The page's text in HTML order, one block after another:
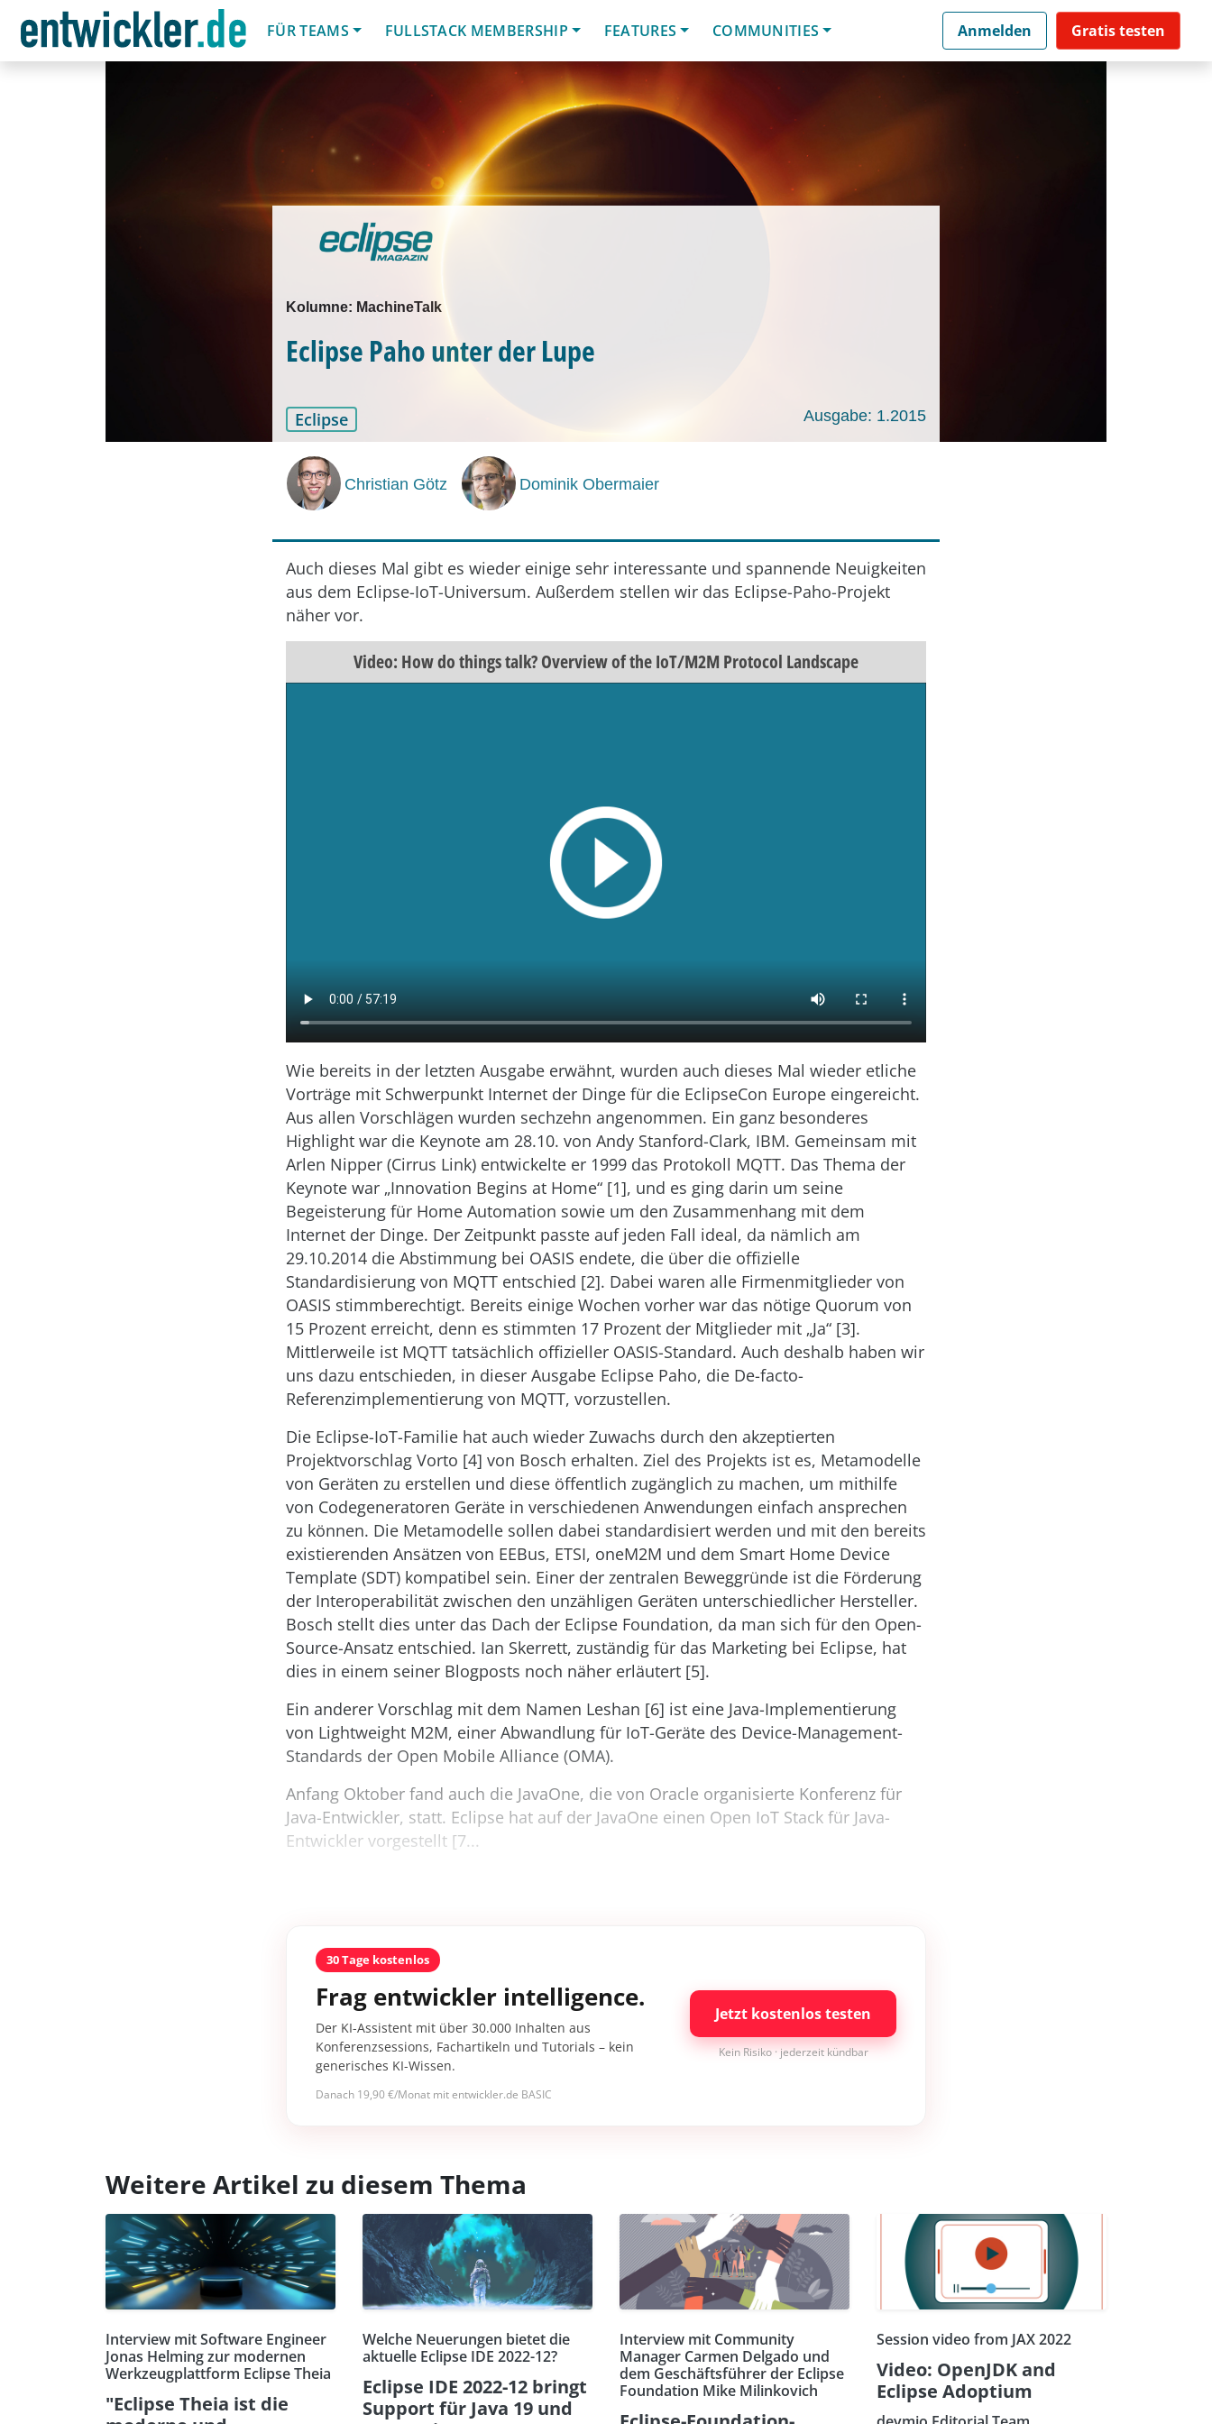
FÜR TEAMS
FULLSTACK MEMBERSHIP FEATURES COMMUNITIES Anmelden Gratis testen
Kolumne: MachineTalk
Eclipse Paho unter der Lupe
Eclipse Ausgabe: 1.2015
Christian Götz Dominik Obermaier
Auch dieses Mal gibt es wieder einige sehr interessante und spannende Neuigkeiten
aus dem Eclipse-IoT-Universum. Außerdem stellen wir das Eclipse-Paho-Projekt
näher vor.
Video: How do things talk? Overview of the IoT/M2M Protocol Landscape
Wie bereits in der letzten Ausgabe erwähnt, wurden auch dieses Mal wieder etliche
Vorträge mit Schwerpunkt Internet der Dinge für die EclipseCon Europe eingereicht.
Aus allen Vorschlägen wurden sechzehn angenommen. Ein ganz besonderes
Highlight war die Keynote am 28.10. von Andy Stanford-Clark, IBM. Gemeinsam mit
Arlen Nipper (Cirrus Link) entwickelte er 1999 das Protokoll MQTT. Das Thema der
Keynote war „Innovation Begins at Home“ [1], und es ging darin um seine
Begeisterung für Home Automation sowie um den Zusammenhang mit dem
Internet der Dinge. Der Zeitpunkt passte auf jeden Fall ideal, da nämlich am
29.10.2014 die Abstimmung bei OASIS endete, die über die offizielle
Standardisierung von MQTT entschied [2]. Dabei waren alle Firmenmitglieder von
OASIS stimmberechtigt. Bereits einige Wochen vorher war das nötige Quorum von
15 Prozent erreicht, denn es stimmten 17 Prozent der Mitglieder mit „Ja“ [3].
Mittlerweile ist MQTT tatsächlich offizieller OASIS-Standard. Auch deshalb haben wir
uns dazu entschieden, in dieser Ausgabe Eclipse Paho, die De-facto-
Referenzimplementierung von MQTT, vorzustellen.
Die Eclipse-IoT-Familie hat auch wieder Zuwachs durch den akzeptierten
Projektvorschlag Vorto [4] von Bosch erhalten. Ziel des Projekts ist es, Metamodelle
von Geräten zu erstellen und diese öffentlich zugänglich zu machen, um mithilfe
von Codegeneratoren Geräte in verschiedenen Anwendungen einfach ansprechen
zu können. Die Metamodelle sollen dabei standardisiert werden und mit den bereits
existierenden Ansätzen von EEBus, ETSI, oneM2M und dem Smart Home Device
Template (SDT) kompatibel sein. Einer der zentralen Beweggründe ist die Förderung
der Interoperabilität zwischen den unzähligen Geräten unterschiedlicher Hersteller.
Bosch stellt dies unter das Dach der Eclipse Foundation, da man sich für den Open-
Source-Ansatz entschied. Ian Skerrett, zuständig für das Marketing bei Eclipse, hat
dies in einem seiner Blogposts noch näher erläutert [5].
Ein anderer Vorschlag mit dem Namen Leshan [6] ist eine Java-Implementierung
von Lightweight M2M, einer Abwandlung für IoT-Geräte des Device-Management-
Standards der Open Mobile Alliance (OMA).
Anfang Oktober fand auch die JavaOne, die von Oracle organisierte Konferenz für
Java-Entwickler, statt. Eclipse hat auf der JavaOne einen Open IoT Stack für Java-
Entwickler vorgestellt [7...
30 Tage kostenlos
Frag entwickler intelligence.
Der KI-Assistent mit über 30.000 Inhalten aus
Konferenzsessions, Fachartikeln und Tutorials – kein
generisches KI-Wissen.
Danach 19,90 €/Monat mit entwickler.de BASIC
Jetzt kostenlos testen
Kein Risiko · jederzeit kündbar
Weitere Artikel zu diesem Thema
Interview mit Software Engineer
Jonas Helming zur modernen
Werkzeugplattform Eclipse Theia
"Eclipse Theia ist die
Welche Neuerungen bietet die
aktuelle Eclipse IDE 2022-12?
Eclipse IDE 2022-12 bringt
Support für Java 19 und
Interview mit Community
Manager Carmen Delgado und
dem Geschäftsführer der Eclipse
Foundation Mike Milinkovich
Session video from JAX 2022
Video: OpenJDK and
Eclipse Adoptium